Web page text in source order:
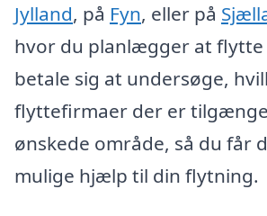
Jylland, på Fyn, eller på
hvor du planlægger at flytte
betale sig at undersøge,
flyttefirmaer der er
ønskede område, så du får
mulige hjælp til din flytning.